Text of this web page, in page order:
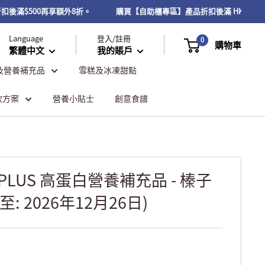
滿$500再享額外8折。 購買【自助櫃專區】產品折扣後滿 HK$300
Language
繁體中文
登入/註冊
我的賬戶
0 購物車
營養補充品 雪糕及冰凍甜點
方案 營養小貼士 創意食譜
高蛋白營養補充品 - 榛子
: 2026年12月26日)